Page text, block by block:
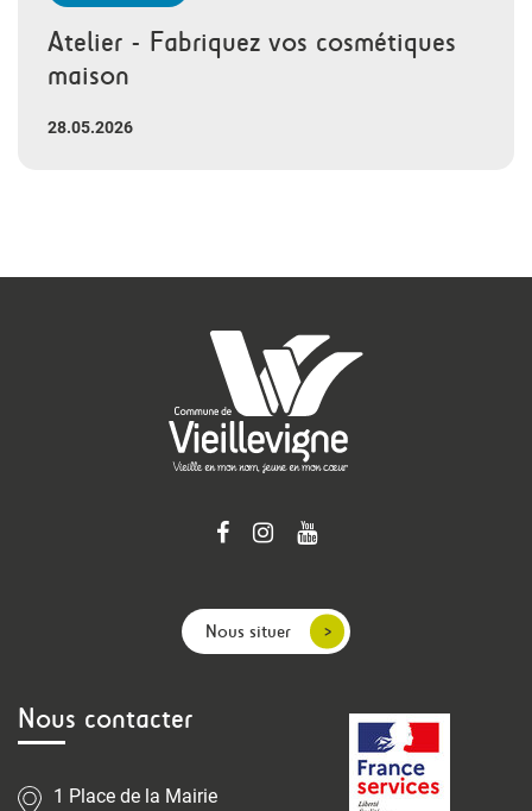
Atelier - Fabriquez vos cosmétiques
maison
28.05.2026
Nous situer
Nous contacter
1 Place de la Mairie